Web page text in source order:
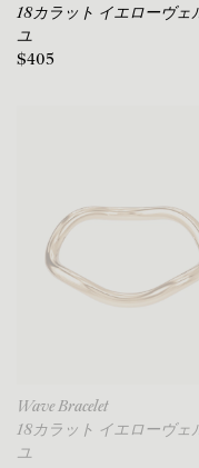
18カラット イエローヴェ
ユ
$405
Wave Bracelet
18カラット イエローヴェ
ユ